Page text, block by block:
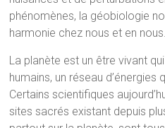
phénomènes, la géobiologie
harmonie chez nous et en nous.
La planète est un être vivant
humains, un réseau d’énergies
Certains scientifiques
sites sacrés existant depuis